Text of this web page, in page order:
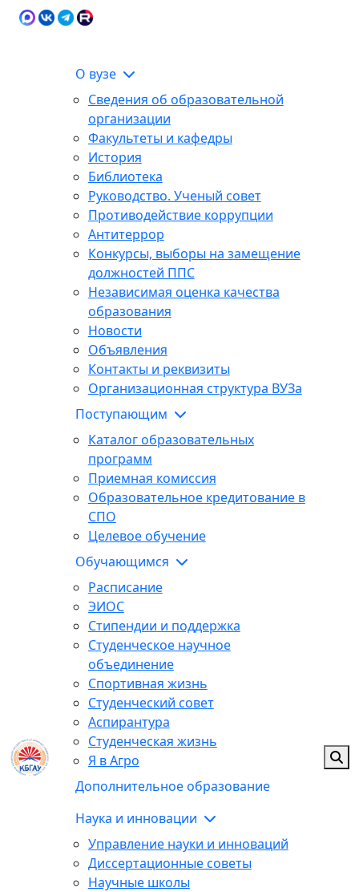
О вузе
Сведения об образовательной
организации
Факультеты и кафедры
История
Библиотека
Руководство. Ученый совет
Противодействие коррупции
Антитеррор
Конкурсы, выборы на замещение
должностей ППС
Независимая оценка качества
образования
Новости
Объявления
Контакты и реквизиты
Организационная структура ВУЗа
Поступающим
Каталог образовательных
программ
Приемная комиссия
Образовательное кредитование в
СПО
Целевое обучение
Обучающимся
Расписание
ЭИОС
Стипендии и поддержка
Студенческое научное
объединение
Спортивная жизнь
Студенческий совет
Аспирантура
Студенческая жизнь
Я в Агро
Дополнительное образование
Наука и инновации
Управление науки и инноваций
Диссертационные советы
Научные школы